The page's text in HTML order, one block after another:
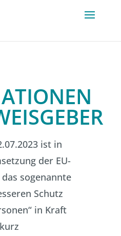
ist in
der EU-
sogenannte
Schutz
in Kraft